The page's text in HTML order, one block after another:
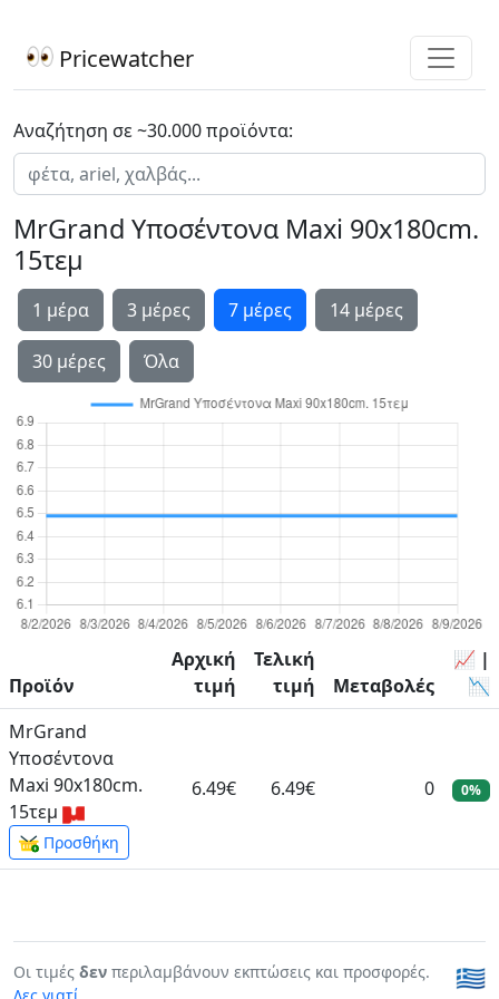
Pricewatcher
Αναζήτηση σε ~30.000 προϊόντα:
MrGrand Υποσέντονα Maxi 90x180cm.
15τεμ
1 μέρα 3 μέρες 7 μέρες 14 μέρες
30 μέρες Όλα
Προϊόν
Αρχική
τιμή
Τελική
τιμή
Μεταβολές
📈 |
📉
MrGrand
Υποσέντονα
Maxi 90x180cm.
15τεμ
Προσθήκη
6.49€ 6.49€ 0 0%
Οι τιμές δεν περιλαμβάνουν εκπτώσεις και προσφορές.
🇬🇷